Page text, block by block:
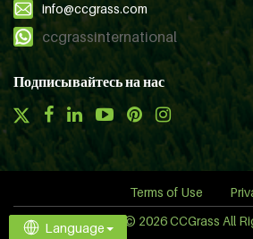
info@ccgrass.com
ccgrassinternational
Подписывайтесь на нас
Terms of Use
Copyright © 2026 CCGrass All
Language